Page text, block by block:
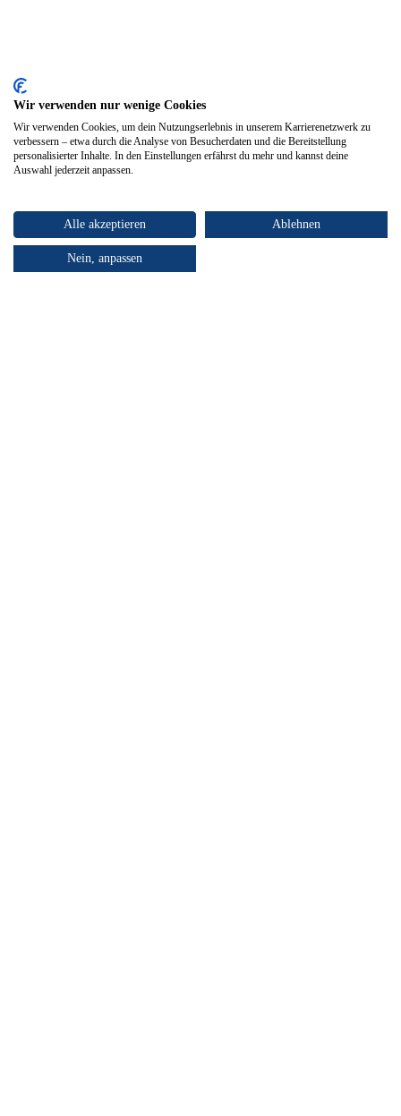
Wir verwenden nur wenige Cookies
Wir verwenden Cookies, um dein Nutzungserlebnis in unserem Karrierenetzwerk zu
verbessern – etwa durch die Analyse von Besucherdaten und die Bereitstellung
personalisierter Inhalte. In den Einstellungen erfährst du mehr und kannst deine
Auswahl jederzeit anpassen.
Alle akzeptieren Ablehnen
Nein, anpassen